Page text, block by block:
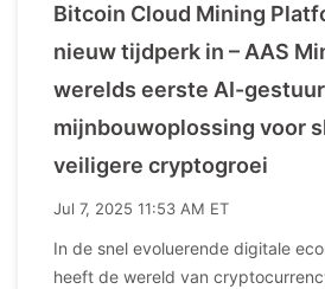
Bitcoin Cloud Mining
nieuw tijdperk in – AAS
werelds eerste AI-
mijnbouwoplossing voor
veiligere cryptogroei
Jul 7, 2025 11:53 AM ET
In de snel evoluerende digitale
heeft de wereld van